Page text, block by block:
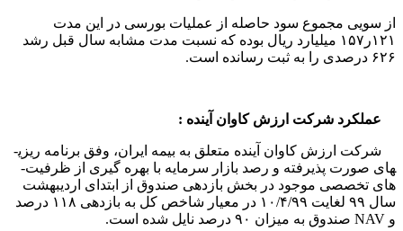
از سویی مجموع سود حاصله از عملیات بورسی در این مدت
۱۲۱ر۱۵۷ میلیارد ریال بوده که نسبت مدت مشابه سال قبل رشد
۶۲۶ درصدی را به ثبت رسانده است.
عملکرد شرکت ارزش کاوان آینده :
شرکت ارزش کاوان آینده متعلق به بیمه ایران، وفق برنامه­ ریزی­
های صورت پذیرفته و رصد بازار سرمایه با بهره گیری از ظرفیت­
های تخصصی موجود در بخش بازدهی صندوق از ابتدای اردیبهشت
سال ۹۹ لغایت ۱۰/۴/۹۹ در معیار شاخص کل به بازدهی ۱۱۸ درصد
و NAV صندوق به میزان ۹۰ درصد نایل شده است.